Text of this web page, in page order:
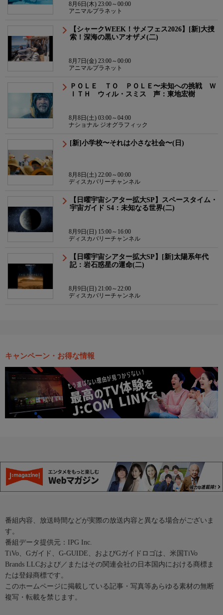
8月6日(木) 23:00～00:00
アニマルプラネット
【シャークWEEK！サメフェス2026】[新]大捜
索！深海の黒いアオザメ(二)
8月7日(金) 23:00～00:00
アニマルプラネット
ＰＯＬＥ ＴＯ ＰＯＬＥ〜未知への挑戦 Ｗ
ＩＴＨ ウィル・スミス 声：東地宏樹
8月8日(土) 03:00～04:00
ナショナル ジオグラフィック
[新]小学校〜それは小さな社会〜(日)
8月8日(土) 22:00～00:00
ディスカバリーチャンネル
【日曜宇宙シアター拡大SP】スペースタイム・
宇宙ガイド S4：未知なる世界(二)
8月9日(日) 15:00～16:00
ディスカバリーチャンネル
【日曜宇宙シアター拡大SP】[新]太陽系年代
記：岩石惑星の運命(二)
8月9日(日) 21:00～22:00
ディスカバリーチャンネル
キャンペーン・お得な情報
番組内容、放送時間などが実際の放送内容と異なる場合がございま
す。
番組データ提供元：IPG Inc.
TiVo、Gガイド、G-GUIDE、およびGガイドロゴは、米国TiVo
Brands LLCおよび／またはその関連会社の日本国内における商標ま
たは登録商標です。
このホームページに掲載している記事・写真等あらゆる素材の無断
複写・転載を禁じます。